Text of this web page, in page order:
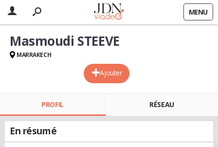
MENU
Ajouter
Masmoudi STEEVE
MARRAKECH
PROFIL RÉSEAU
En résumé